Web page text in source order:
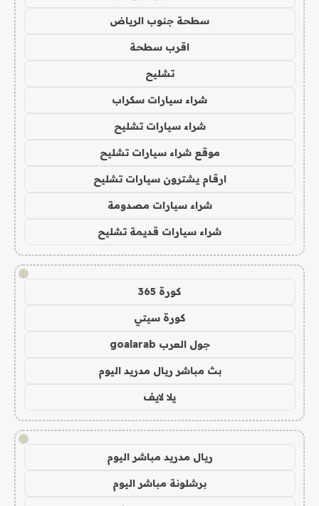
سطحة جنوب الرياض
اقرب سطحة
تشليح
شراء سيارات سكراب
شراء سيارات تشليح
موقع شراء سيارات تشليح
ارقام يشترون سيارات تشليح
شراء سيارات مصدومة
شراء سيارات قديمة تشليح
!
كورة 365
كورة سيتي
جول العرب goalarab
بث مباشر ريال مدريد اليوم
يلا لايف
!
ريال مدريد مباشر اليوم
برشلونة مباشر اليوم